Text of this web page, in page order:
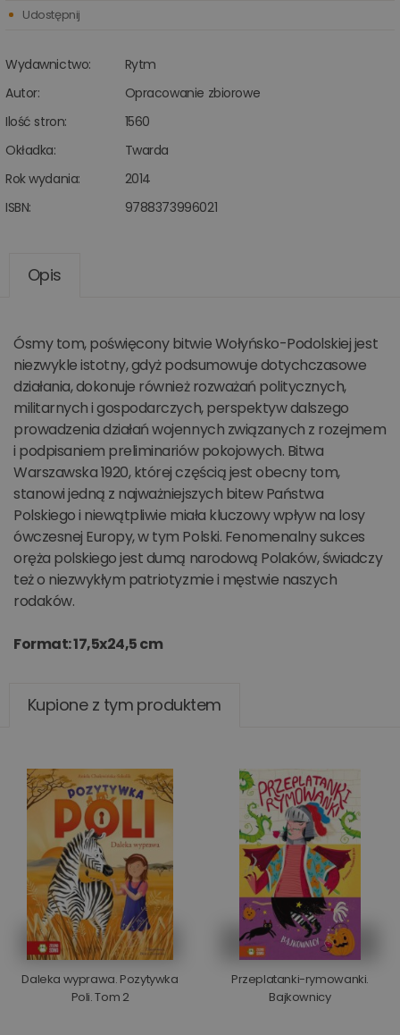
Wydawnictwo:
Rytm
Autor:
Opracowanie zbiorowe
Ilość stron:
1560
Okładka:
Twarda
Rok wydania:
2014
ISBN:
9788373996021
Udostępnij
Opis
Ósmy tom, poświęcony bitwie Wołyńsko-Podolskiej jest
niezwykle istotny, gdyż podsumowuje dotychczasowe
działania, dokonuje również rozważań politycznych,
militarnych i gospodarczych, perspektyw dalszego
prowadzenia działań wojennych związanych z rozejmem
i podpisaniem preliminariów pokojowych. Bitwa
Warszawska 1920, której częścią jest obecny tom,
stanowi jedną z najważniejszych bitew Państwa
Polskiego i niewątpliwie miała kluczowy wpływ na losy
ówczesnej Europy, w tym Polski. Fenomenalny sukces
oręża polskiego jest dumą narodową Polaków, świadczy
też o niezwykłym patriotyzmie i męstwie naszych
rodaków.
Format: 17,5x24,5 cm
Kupione z tym produktem
Daleka wyprawa. Pozytywka
Poli. Tom 2
Przeplatanki-rymowanki.
Bajkownicy